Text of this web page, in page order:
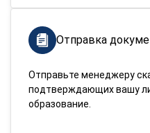
Отправка
Отправьте менеджеру
подтверждающих вашу
образование.